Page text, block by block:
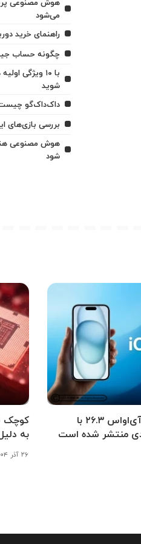
هوش مصنوعی
می‌شود
راهنمای خرید
چگونه حساب
شوید
داک‌داک‌گو
بررسی بازی‌های
هوش مصنوعی
شود
نسخه آزمایشی آی‌اواس ۲۶.۳ با
منتشر شده است
به
۲۶ آذر ۱۴۰۴